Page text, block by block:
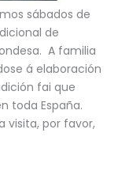
sábados de
de
A familia
á elaboración
fai que
toda España.
visita, por favor,